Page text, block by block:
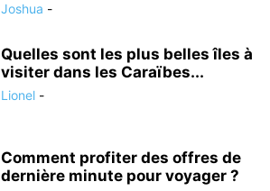
Joshua -
Quelles sont les plus belles îles à
visiter dans les Caraïbes...
Lionel -
Comment profiter des offres de
dernière minute pour voyager ?